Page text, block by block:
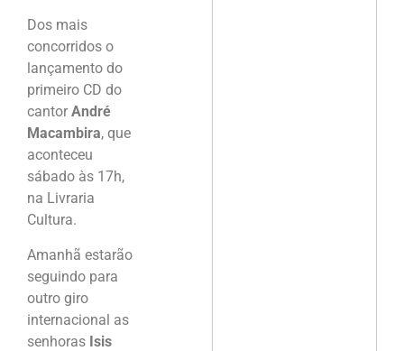
Dos mais
concorridos o
lançamento do
primeiro CD do
cantor André
Macambira, que
aconteceu
sábado às 17h,
na Livraria
Cultura.
Amanhã estarão
seguindo para
outro giro
internacional as
senhoras Isis